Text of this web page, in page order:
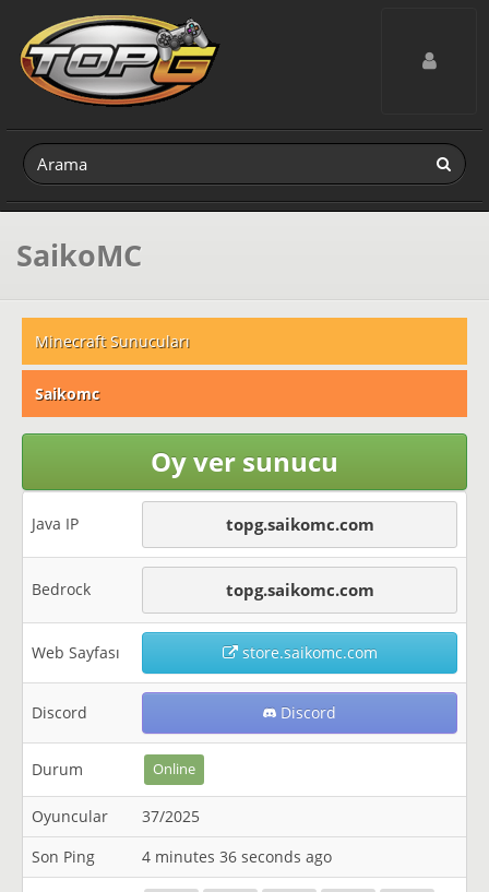
Toggle
SaikoMC
Minecraft Sunucuları
Saikomc
Oy ver sunucu
Java IP topg.saikomc.com
Bedrock topg.saikomc.com
Web Sayfası store.saikomc.com
Discord Discord
Durum Online
Oyuncular
37/2025
Son Ping
4 minutes 36 seconds ago